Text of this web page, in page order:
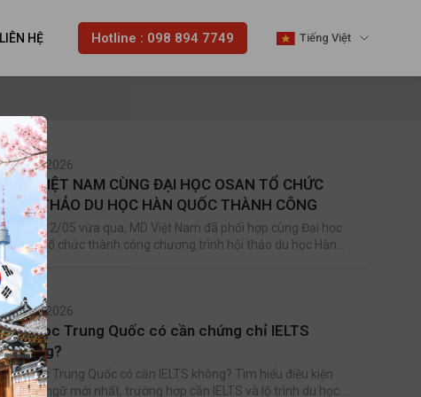
LIÊN HỆ Hotline : 098 894 7749 Tiếng Việt
20.05.2026
MD VIỆT NAM CÙNG ĐẠI HỌC OSAN TỔ CHỨC
HỘI THẢO DU HỌC HÀN QUỐC THÀNH CÔNG
Ngày 12/05 vừa qua, MD Việt Nam đã phối hợp cùng Đại học
Osan tổ chức thành công chương trình hội thảo du học Hàn
Quốc với sự tham gia đông đảo của các bạn học sinh, sinh
viên và quý phụ huynh quan tâm đến chương trình du học
quốc tế.
20.05.2026
Du học Trung Quốc có cần chứng chỉ IELTS
không?
Du học Trung Quốc có cần IELTS không? Tìm hiểu điều kiện
ngoại ngữ mới nhất, trường hợp cần IELTS và lộ trình du học